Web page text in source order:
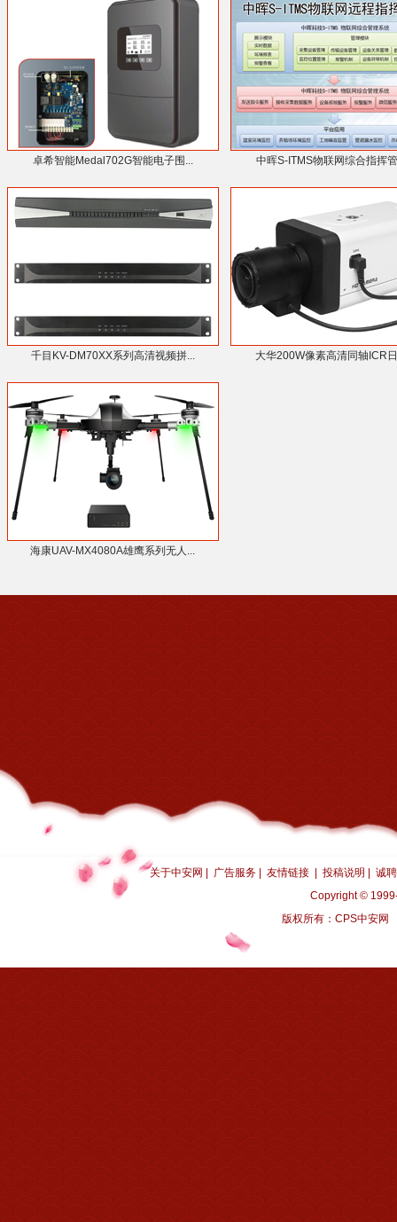
卓希智能Medal702G智能电子围... 中晖S-ITMS物联网综合指挥
千目KV-DM70XX系列高清视频拼... 大华200W像素高清同轴ICR
海康UAV-MX4080A雄鹰系列无人...
关于中安网 广告服务| 友情链接| 投稿说明
诚
Copyright ©
版权所有：CPS中安网